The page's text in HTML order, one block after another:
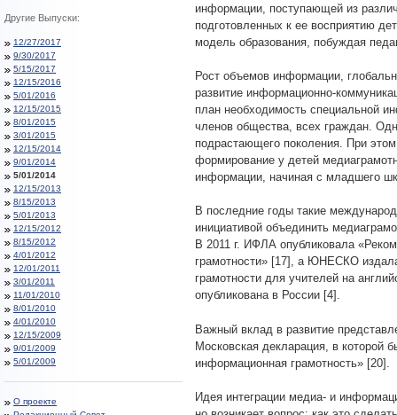
Другие Выпуски:
12/27/2017
9/30/2017
5/15/2017
12/15/2016
5/01/2016
12/15/2015
8/01/2015
3/01/2015
12/15/2014
9/01/2014
5/01/2014
12/15/2013
8/15/2013
5/01/2013
12/15/2012
8/15/2012
4/01/2012
12/01/2011
3/01/2011
11/01/2010
8/01/2010
4/01/2010
12/15/2009
9/01/2009
5/01/2009
О проекте
информации, поступающей из
подготовленных к ее восприятию
модель образования, побуждая
Рост объемов информации,
развитие информационно-
план необходимость специальной
членов общества, всех граждан.
подрастающего поколения. При
формирование у детей
информации, начиная с младшего
В последние годы такие
инициативой объединить
В 2011 г. ИФЛА опубликовала
грамотности» [17], а ЮНЕСКО
грамотности для учителей на
опубликована в России [4].
Важный вклад в развитие
Московская декларация, в которой
информационная грамотность» [20].
Идея интеграции медиа- и